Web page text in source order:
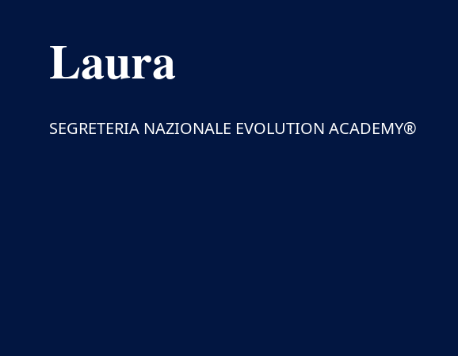
Laura
SEGRETERIA NAZIONALE EVOLUTION ACADEMY®